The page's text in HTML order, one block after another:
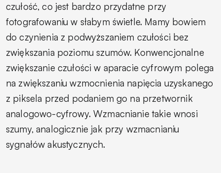
czułość, co jest bardzo przydatne przy
fotografowaniu w słabym świetle. Mamy bowiem
do czynienia z podwyższaniem czułości bez
zwiększania poziomu szumów. Konwencjonalne
zwiększanie czułości w aparacie cyfrowym polega
na zwiększaniu wzmocnienia napięcia uzyskanego
z piksela przed podaniem go na przetwornik
analogowo-cyfrowy. Wzmacnianie takie wnosi
szumy, analogicznie jak przy wzmacnianiu
sygnałów akustycznych.